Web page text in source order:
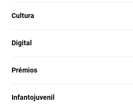
Cultura
Digital
Prémios
Infantojuvenil